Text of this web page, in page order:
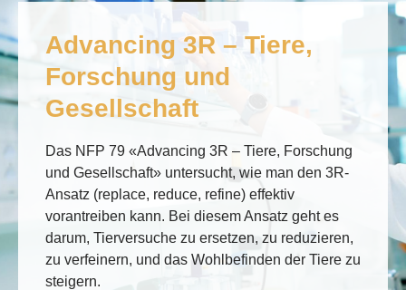
Advancing 3R – Tiere,
Forschung und
Gesellschaft
Das NFP 79 «Advancing 3R – Tiere, Forschung
und Gesellschaft» untersucht, wie man den 3R-
Ansatz (replace, reduce, refine) effektiv
vorantreiben kann. Bei diesem Ansatz geht es
darum, Tierversuche zu ersetzen, zu reduzieren,
zu verfeinern, und das Wohlbefinden der Tiere zu
steigern.